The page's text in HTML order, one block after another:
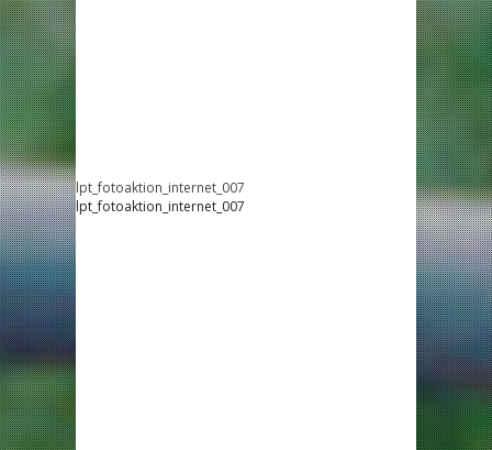
lpt_fotoaktion_internet_007
lpt_fotoaktion_internet_007